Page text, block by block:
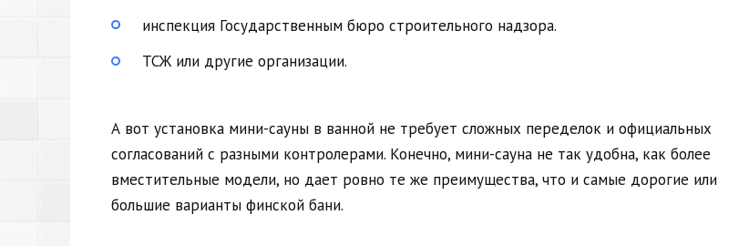
инспекция Государственным бюро строительного надзора.
ТСЖ или другие организации.
А вот установка мини-сауны в ванной не требует сложных переделок и официальных
согласований с разными контролерами. Конечно, мини-сауна не так удобна, как более
вместительные модели, но дает ровно те же преимущества, что и самые дорогие или
большие варианты финской бани.